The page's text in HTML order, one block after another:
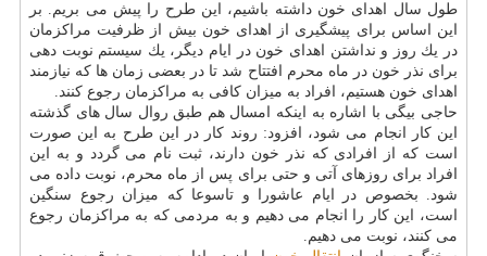
طول سال اهدای خون داشته باشیم، این طرح را پیش می بریم. بر
این اساس برای پیشگیری از اهدای خون بیش از ظرفیت مراكزمان
در یك روز و نداشتن اهدای خون در ایام دیگر، یك سیستم نوبت دهی
برای نذر خون در ماه محرم افتتاح شد تا در بعضی زمان ها كه نیازمند
اهدای خون هستیم، افراد به میزان كافی به مراكزمان رجوع كنند.
حاجی بیگی با اشاره به اینكه امسال هم طبق روال سال های گذشته
این كار انجام می شود، افزود: روند كار در این طرح به این صورت
است كه از افرادی كه نذر خون دارند، ثبت نام می گردد و به این
افراد برای روزهای آتی و حتی برای پس از ماه محرم، نوبت داده می
شود. بخصوص در ایام عاشورا و تاسوعا كه میزان رجوع سنگین
است، این كار را انجام می دهیم و به مردمی كه به مراكزمان رجوع
می كنند، نوبت می دهیم.